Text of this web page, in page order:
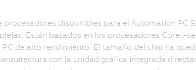
procesadores disponibles para el Automation PC
Están basados en los procesadores Core i-
de alto rendimiento. El tamaño del chip ha
con la unidad gráfica integrada